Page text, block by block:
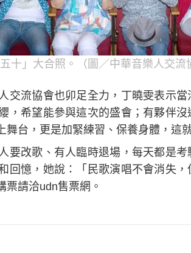
五十」大合照。（圖／中華音樂人交流
交流協會也卯足全力，丁曉雯表示
，希望能參與這次的盛會；有夥伴
台，更是加緊練習、保養身體，這
要改歌、有人臨時退場，每天都是
回憶，她說：「民歌演唱不會消失
票請洽udn售票網。